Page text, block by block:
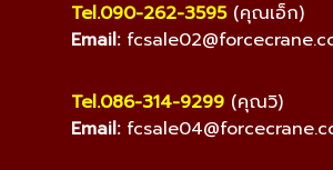
Tel.090-262-3595(คุณเอ็ก)
Email:
Tel.086-314-9299 (คุณวิ)
Email: